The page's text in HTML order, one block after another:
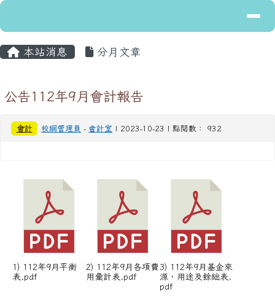
跳至主內容區
花蓮縣立富里國民中學
導覽列
本站消息 分月文章
公告112年9月會計報告
會計 校網管理員 -會計室 | 2023-10-23 | 點閱數： 932
1) 112年9月平衡
表.pdf
2) 112年9月各項費
用彙計表.pdf
3) 112年9月基金來
源、用途及餘絀表.
pdf